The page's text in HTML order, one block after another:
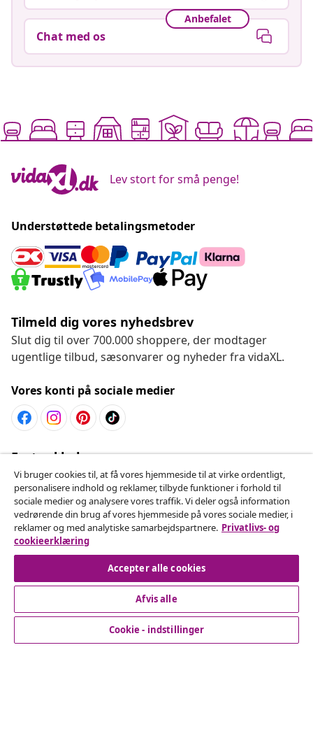
Anbefalet
Chat med os
Lev stort for små penge!
Understøttede betalingsmetoder
Tilmeld dig vores nyhedsbrev
Slut dig til over 700.000 shoppere, der modtager
ugentlige tilbud, sæsonvarer og nyheder fra vidaXL.
Vores konti på sociale medier
Fortryd køb
Indsend en anmodning om at fortryde din ordre.
Fortryd køb
Virksomhed
Vi bruger cookies til, at få vores hjemmeside til at virke ordentligt,
personalisere indhold og reklamer, tilbyde funktioner i forhold til
sociale medier og analysere vores traffik. Vi deler også information
vedrørende din brug af vores hjemmeside på vores sociale medier, i
reklamer og med analytiske samarbejdspartnere. Privatlivs- og
cookieerklæring
Accepter alle cookies
Afvis alle
Cookie - indstillinger